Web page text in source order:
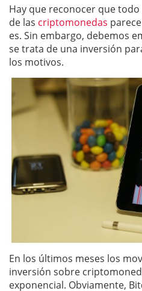
Hay que reconocer que
de las criptomonedas
es. Sin embargo, debemos
se trata de una inversión
los motivos.
En los últimos meses los
inversión sobre
exponencial. Obviamente,